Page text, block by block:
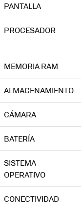
PANTALLA
PROCESADOR
MEMORIA RAM
ALMACENAMIENTO
CÁMARA
BATERÍA
SISTEMA
OPERATIVO
CONECTIVIDAD